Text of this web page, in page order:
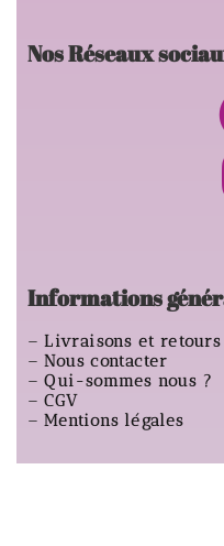
Nos Réseaux
Informations
–Livraisons et retours
–Nous contacter
–Qui-sommes nous ?
–CGV
–Mentions légales